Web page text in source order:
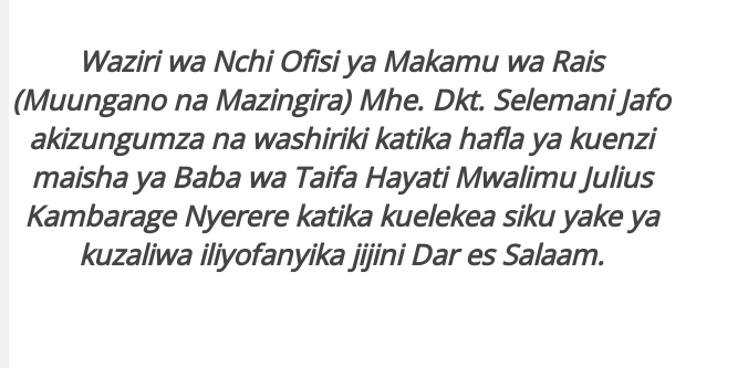
Waziri wa Nchi Ofisi ya Makamu wa Rais
(Muungano na Mazingira) Mhe. Dkt. Selemani Jafo
akizungumza na washiriki katika hafla ya kuenzi
maisha ya Baba wa Taifa Hayati Mwalimu Julius
Kambarage Nyerere katika kuelekea siku yake ya
kuzaliwa iliyofanyika jijini Dar es Salaam.